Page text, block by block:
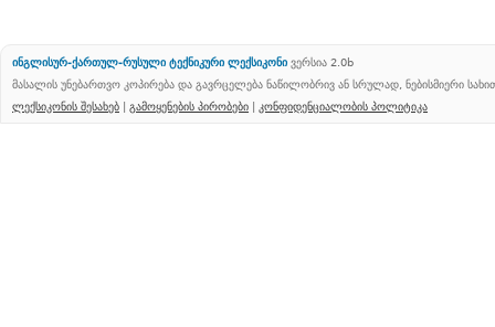
ინგლისურ-ქართულ-რუსული ტექნიკური ლექსიკონი ვერსია 2.0b
მასალის უნებართვო კოპირება და გავრცელება ნაწილობრივ ან სრულად, ნებისმიერი
ლექსიკონის შესახებ | გამოყენების პირობები | კონფიდენციალობის პოლიტიკა